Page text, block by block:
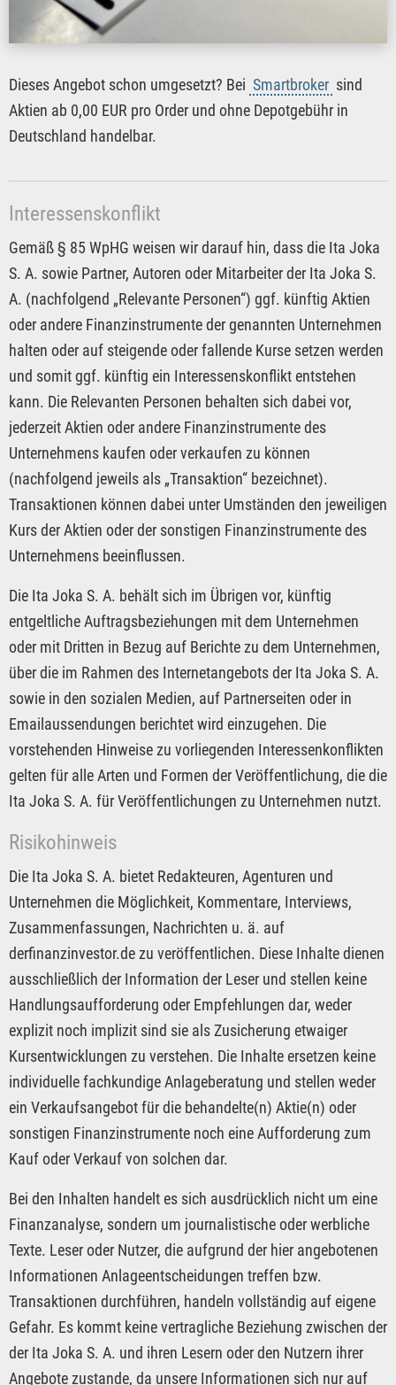
Dieses Angebot schon umgesetzt? Bei Smartbroker sind
Aktien ab 0,00 EUR pro Order und ohne Depotgebühr in
Deutschland handelbar.
Interessenskonflikt
Gemäß § 85 WpHG weisen wir darauf hin, dass die Ita Joka
S. A. sowie Partner, Autoren oder Mitarbeiter der Ita Joka S.
A. (nachfolgend „Relevante Personen“) ggf. künftig Aktien
oder andere Finanzinstrumente der genannten Unternehmen
halten oder auf steigende oder fallende Kurse setzen werden
und somit ggf. künftig ein Interessenskonflikt entstehen
kann. Die Relevanten Personen behalten sich dabei vor,
jederzeit Aktien oder andere Finanzinstrumente des
Unternehmens kaufen oder verkaufen zu können
(nachfolgend jeweils als „Transaktion“ bezeichnet).
Transaktionen können dabei unter Umständen den jeweiligen
Kurs der Aktien oder der sonstigen Finanzinstrumente des
Unternehmens beeinflussen.
Die Ita Joka S. A. behält sich im Übrigen vor, künftig
entgeltliche Auftragsbeziehungen mit dem Unternehmen
oder mit Dritten in Bezug auf Berichte zu dem Unternehmen,
über die im Rahmen des Internetangebots der Ita Joka S. A.
sowie in den sozialen Medien, auf Partnerseiten oder in
Emailaussendungen berichtet wird einzugehen. Die
vorstehenden Hinweise zu vorliegenden Interessenkonflikten
gelten für alle Arten und Formen der Veröffentlichung, die die
Ita Joka S. A. für Veröffentlichungen zu Unternehmen nutzt.
Risikohinweis
Die Ita Joka S. A. bietet Redakteuren, Agenturen und
Unternehmen die Möglichkeit, Kommentare, Interviews,
Zusammenfassungen, Nachrichten u. ä. auf
derfinanzinvestor.de zu veröffentlichen. Diese Inhalte dienen
ausschließlich der Information der Leser und stellen keine
Handlungsaufforderung oder Empfehlungen dar, weder
explizit noch implizit sind sie als Zusicherung etwaiger
Kursentwicklungen zu verstehen. Die Inhalte ersetzen keine
individuelle fachkundige Anlageberatung und stellen weder
ein Verkaufsangebot für die behandelte(n) Aktie(n) oder
sonstigen Finanzinstrumente noch eine Aufforderung zum
Kauf oder Verkauf von solchen dar.
Bei den Inhalten handelt es sich ausdrücklich nicht um eine
Finanzanalyse, sondern um journalistische oder werbliche
Texte. Leser oder Nutzer, die aufgrund der hier angebotenen
Informationen Anlageentscheidungen treffen bzw.
Transaktionen durchführen, handeln vollständig auf eigene
Gefahr. Es kommt keine vertragliche Beziehung zwischen der
der Ita Joka S. A. und ihren Lesern oder den Nutzern ihrer
Angebote zustande, da unsere Informationen sich nur auf